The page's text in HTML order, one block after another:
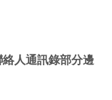
絡人通訊錄部分邊